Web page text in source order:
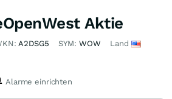
Aktie
A2DSG5 SYM: WOW Land
Alarme einrichten